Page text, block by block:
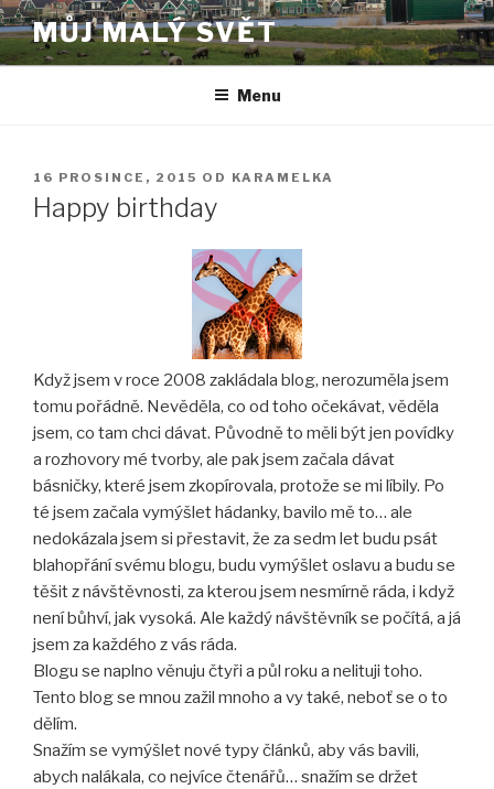
Přejít
k
obsahu
MŮJ MALÝ SVĚT
Menu
PUBLIKOVÁNO
16 PROSINCE, 2015 OD KARAMELKA
Happy birthday
Když jsem v roce 2008 zakládala blog, nerozuměla jsem
tomu pořádně. Nevěděla, co od toho očekávat, věděla
jsem, co tam chci dávat. Původně to měli být jen povídky
a rozhovory mé tvorby, ale pak jsem začala dávat
básničky, které jsem zkopírovala, protože se mi líbily. Po
té jsem začala vymýšlet hádanky, bavilo mě to… ale
nedokázala jsem si přestavit, že za sedm let budu psát
blahopřání svému blogu, budu vymýšlet oslavu a budu se
těšit z návštěvnosti, za kterou jsem nesmírně ráda, i když
není bůhví, jak vysoká. Ale každý návštěvník se počítá, a já
jsem za každého z vás ráda.
Blogu se naplno věnuju čtyři a půl roku a nelituji toho.
Tento blog se mnou zažil mnoho a vy také, neboť se o to
dělím.
Snažím se vymýšlet nové typy článků, aby vás bavili,
abych nalákala, co nejvíce čtenářů… snažím se držet